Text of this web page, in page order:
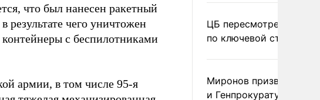
что был нанесен ракетный
чего уничтожен
с беспилотниками
армии, в том числе 95-я
ЦБ пересмотрел
по ключевой ставке
Миронов призвал
и Генпрокуратуру